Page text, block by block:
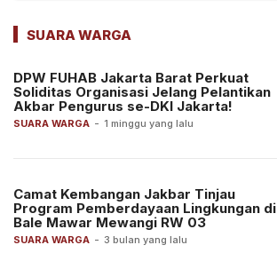
SUARA WARGA
SUARA WARGA - 1 minggu yang lalu
DPW FUHAB Jakarta Barat Perkuat
Soliditas Organisasi Jelang Pelantikan
Akbar Pengurus se-DKI Jakarta!
SUARA WARGA - 3 bulan yang lalu
Camat Kembangan Jakbar Tinjau
Program Pemberdayaan Lingkungan di
Bale Mawar Mewangi RW 03